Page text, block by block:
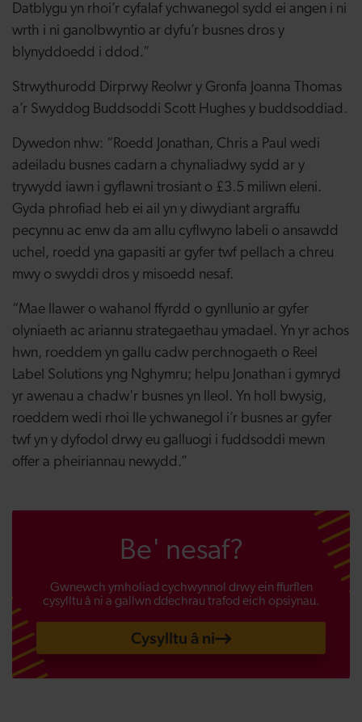
Datblygu yn rhoi’r cyfalaf ychwanegol sydd ei angen i ni
wrth i ni ganolbwyntio ar dyfu’r busnes dros y
blynyddoedd i ddod.”
Strwythurodd Dirprwy Reolwr y Gronfa Joanna Thomas
a’r Swyddog Buddsoddi Scott Hughes y buddsoddiad.
Dywedon nhw: “Roedd Jonathan, Chris a Paul wedi
adeiladu busnes cadarn a chynaliadwy sydd ar y
trywydd iawn i gyflawni trosiant o £3.5 miliwn eleni.
Gyda phrofiad heb ei ail yn y diwydiant argraffu
pecynnu ac enw da am allu cyflwyno labeli o ansawdd
uchel, roedd yna gapasiti ar gyfer twf pellach a chreu
mwy o swyddi dros y misoedd nesaf.
“Mae llawer o wahanol ffyrdd o gynllunio ar gyfer
olyniaeth ac ariannu strategaethau ymadael. Yn yr achos
hwn, roeddem yn gallu cadw perchnogaeth o Reel
Label Solutions yng Nghymru; helpu Jonathan i gymryd
yr awenau a chadw'r busnes yn lleol. Yn holl bwysig,
roeddem wedi rhoi lle ychwanegol i’r busnes ar gyfer
twf yn y dyfodol drwy eu galluogi i fuddsoddi mewn
offer a pheiriannau newydd.”
Be' nesaf?
Gwnewch ymholiad cychwynnol drwy ein ffurflen
cysylltu â ni a gallwn ddechrau trafod eich opsiynau.
Cysylltu â ni